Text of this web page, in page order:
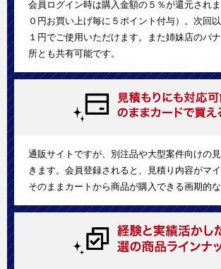
会員ログイン時は購入金額の５％が還元され
０円お買い上げ毎に５ポイント付与）。次回
１円でご使用いただけます。また姉妹店のバ
所とも共有可能です。
通販サイトですが、別注品や大型案件向けの
きます。会員登録されると、見積り内容がマイ
そのままカートから商品が購入できる画期的な